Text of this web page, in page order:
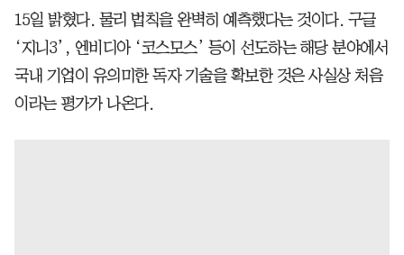
15일 밝혔다. 물리 법칙을 완벽히 예측했다는 것이다. 구글
‘지니3’, 엔비디아 ‘코스모스’ 등이 선도하는 해당 분야에서
국내 기업이 유의미한 독자 기술을 확보한 것은 사실상 처음
이라는 평가가 나온다.